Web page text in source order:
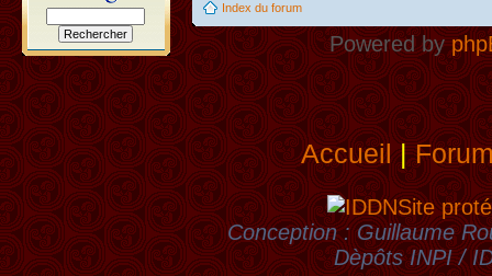
Index du forum
Powered by
Accueil|
Site
Conception : Guillaume
Dèpôts INPI /